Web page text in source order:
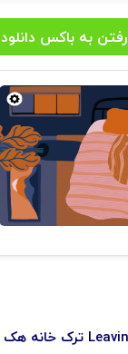
رفتن به باکس دانلود